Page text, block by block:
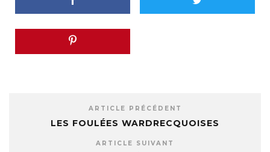
ARTICLE PRÉCÉDENT
LES FOULÉES WARDRECQUOISES
ARTICLE SUIVANT